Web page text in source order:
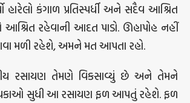
હારેલો કંગાળ પ્રતિસ્પર્ધી અને સદૈવ આશ્રિત
આશ્રિત રહેવાની આદત પાડો. ઊહાપોહ નહીં
મળી રહેશે, અમને મત આપતા રહો.
રસાયણ તેમણે વિકસાવ્યું છે અને તેમને
સુધી આ રસાયણ ફળ આપતું રહેશે. ફળ